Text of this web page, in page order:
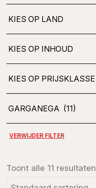
Toont alle 11 resultaten